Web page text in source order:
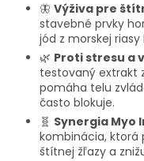
🦋 Výživa pre
stavebné prvky
jód z morskej riasy
🌿 Proti stresu a
testovaný extrakt
pomáha telu
často blokuje.
🧬 Synergia Myo
kombinácia, ktorá
štítnej žľazy a